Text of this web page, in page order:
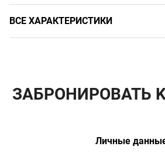
ВСЕ ХАРАКТЕРИСТИКИ
ЗАБРОНИРОВАТЬ
Личные